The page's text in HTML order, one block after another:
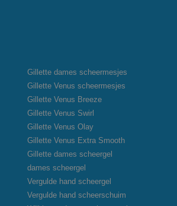
Gillette dames scheermesjes
Gillette Venus scheermesjes
Gillette Venus Breeze
Gillette Venus Swirl
Gillette Venus Olay
Gillette Venus Extra Smooth
Gillette dames scheergel
dames scheergel
Vergulde hand scheergel
Vergulde hand scheerschuim